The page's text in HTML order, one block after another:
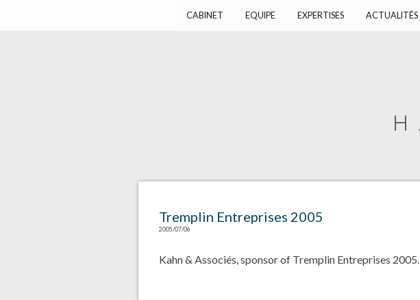
CABINET EQUIPE EXPERTISES ACTUALITÉS
Tremplin Entreprises 2005
2005/07/06
Kahn & Associés, sponsor of Tremplin Entreprises 2005.